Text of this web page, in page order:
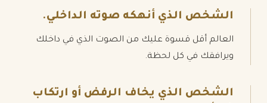
الشخص الذي أنهكه صوته الداخلي.
العالم أقل قسوة عليك من الصوت الذي في داخلك
ويرافقك في كل لحظة.
الشخص الذي يخاف الرفض أو ارتكاب